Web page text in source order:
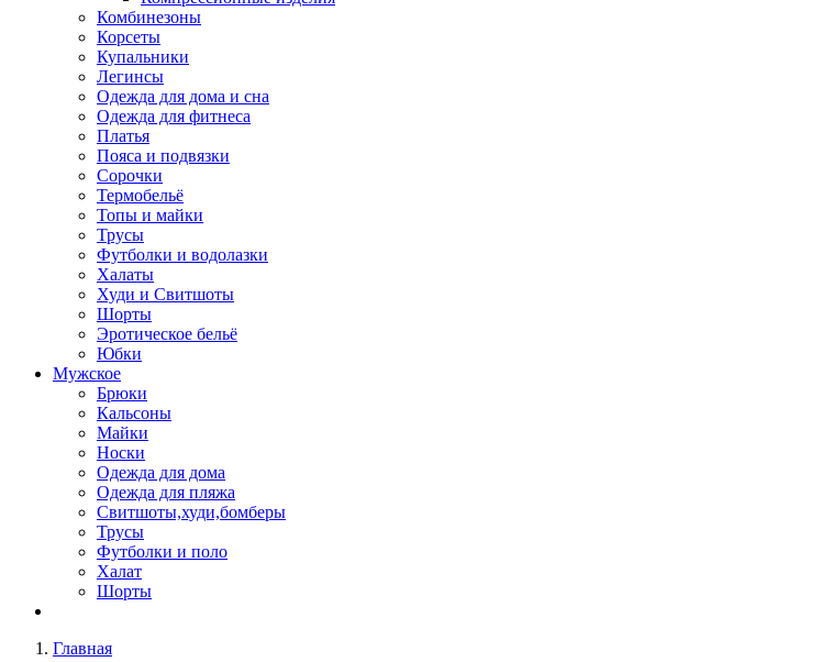
Комбинезоны
Корсеты
Купальники
Легинсы
Одежда для дома и сна
Одежда для фитнеса
Платья
Пояса и подвязки
Сорочки
Термобельё
Топы и майки
Трусы
Футболки и водолазки
Халаты
Худи и Свитшоты
Шорты
Эротическое бельё
Юбки
Мужское
Брюки
Кальсоны
Майки
Носки
Одежда для дома
Одежда для пляжа
Свитшоты,худи,бомберы
Трусы
Футболки и поло
Халат
Шорты
Главная